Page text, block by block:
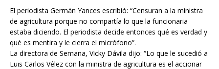
El periodista Germán Yances escribió: “Censuran a la ministra
de agricultura porque no compartía lo que la funcionaria
estaba diciendo. El periodista decide entonces qué es verdad y
qué es mentira y le cierra el micrófono”.
La directora de Semana, Vicky Dávila dijo: “Lo que le sucedió a
Luis Carlos Vélez con la ministra de agricultura es el accionar